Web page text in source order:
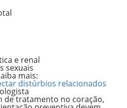
e renal
sexuais
mais:
distúrbios relacionados
de tratamento no coração,